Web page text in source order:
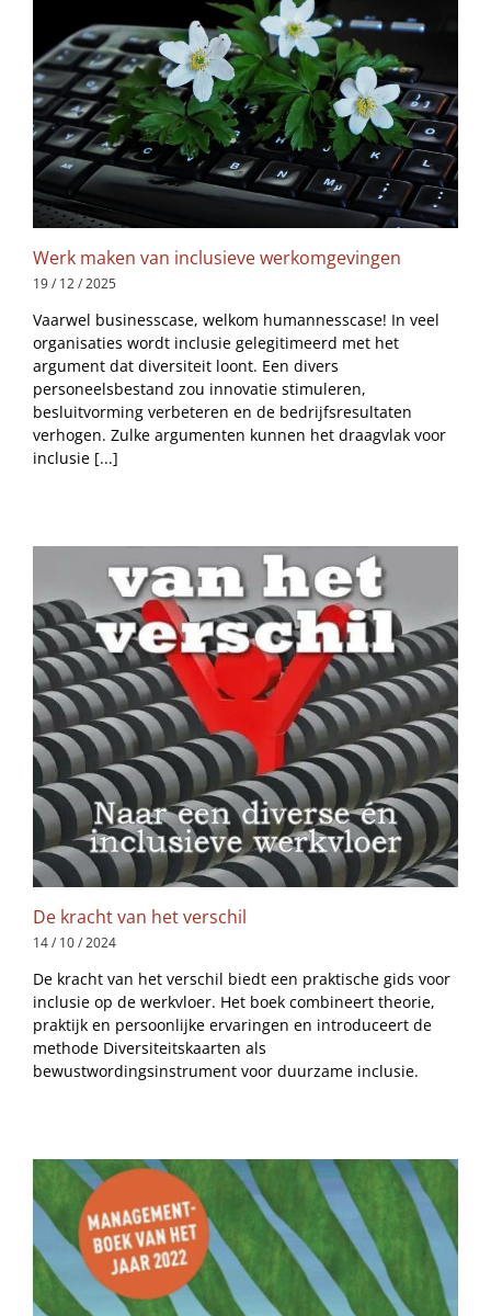
Werk maken van inclusieve werkomgevingen
19 / 12 / 2025
Vaarwel businesscase, welkom humannesscase! In veel
organisaties wordt inclusie gelegitimeerd met het
argument dat diversiteit loont. Een divers
personeelsbestand zou innovatie stimuleren,
besluitvorming verbeteren en de bedrijfsresultaten
verhogen. Zulke argumenten kunnen het draagvlak voor
inclusie [...]
De kracht van het verschil
14 / 10 / 2024
De kracht van het verschil biedt een praktische gids voor
inclusie op de werkvloer. Het boek combineert theorie,
praktijk en persoonlijke ervaringen en introduceert de
methode Diversiteitskaarten als
bewustwordingsinstrument voor duurzame inclusie.